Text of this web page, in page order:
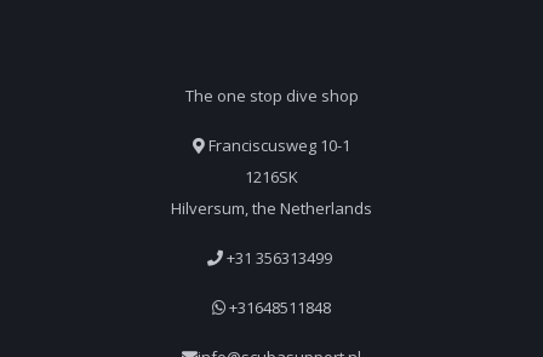
The one stop dive shop
Franciscusweg 10-1
1216SK
Hilversum, the Netherlands
+31 356313499
+31648511848